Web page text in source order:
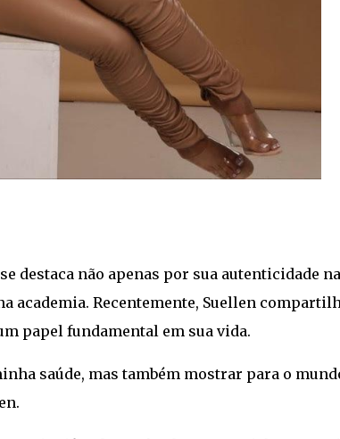
destaca não apenas por sua autenticidade
academia. Recentemente, Suellen
papel fundamental em sua vida.
saúde, mas também mostrar para o